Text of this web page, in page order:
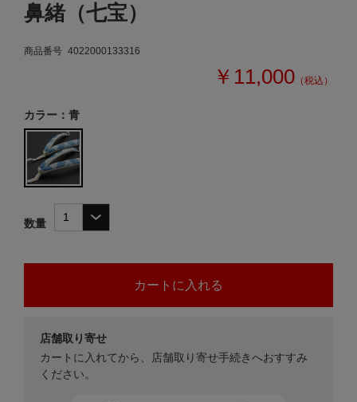
鼻緒（七宝）
商品番号 4022000133316
￥11,000 （税込）
カラー：青
数量
店舗取り寄せ
カートに入れてから、店舗取り寄せ手続きへおすすみ
ください。